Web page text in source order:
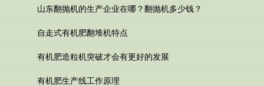
山东翻抛机的生产企业在哪？翻抛机多少钱？
自走式有机肥翻堆机特点
有机肥造粒机突破才会有更好的发展
有机肥生产线工作原理